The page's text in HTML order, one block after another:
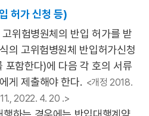
허가 신청 등)
위험병원체의 반입 허가를 받
의 고위험병원체 반입허가신청
포함한다)에 다음 각 호의 서류
게 제출해야 한다. <개정 2018.
2022. 4. 20 .>